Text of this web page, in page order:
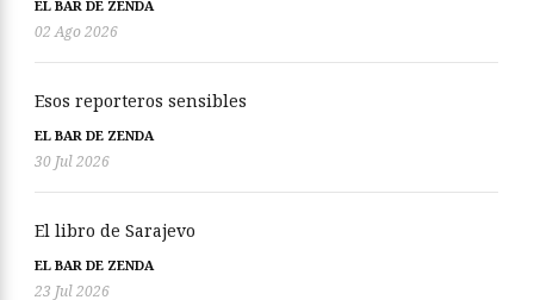
EL BAR DE ZENDA
02 Ago 2026
Esos reporteros sensibles
EL BAR DE ZENDA
30 Jul 2026
El libro de Sarajevo
EL BAR DE ZENDA
23 Jul 2026